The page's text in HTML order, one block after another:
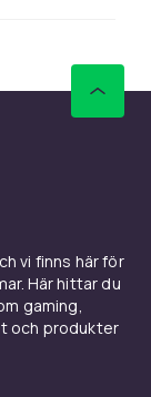
dig att
och ger
nya skor
Rengör
produkter
vi finns här för
Här hittar du
gaming,
och produkter